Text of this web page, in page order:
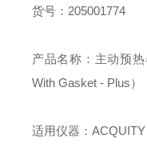
货号：205001774
产品名称：主动预
With Gasket - Plus）
适用仪器：